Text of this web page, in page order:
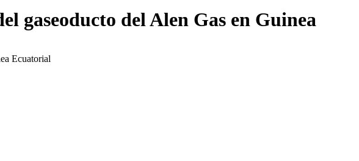
gaseoducto del Alen Gas en Guinea
Ecuatorial